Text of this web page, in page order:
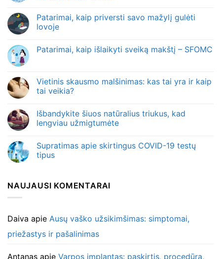
Patarimai, kaip priversti savo mažylį gulėti
lovoje
Patarimai, kaip išlaikyti sveiką makštį – SFOMC
Vietinis skausmo malšinimas: kas tai yra ir kaip
tai veikia?
Išbandykite šiuos natūralius triukus, kad
lengviau užmigtumėte
Supratimas apie skirtingus COVID-19 testų
tipus
NAUJAUSI KOMENTARAI
Daiva apie Ausų vaško užsikimšimas: simptomai,
priežastys ir pašalinimas
Antanas apie Varpos implantas: paskirtis, procedūra,